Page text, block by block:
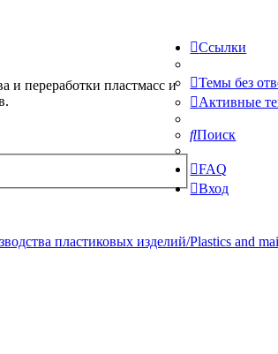
и переработки пластмасс и
Ссылки
Темы без
Активные
Поиск
FAQ
Вход
пластиковых изделий/Plastics and